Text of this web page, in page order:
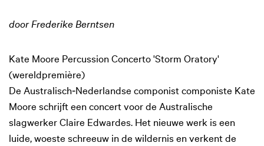
door Frederike Berntsen
Kate Moore Percussion Concerto 'Storm Oratory'
(wereldpremière)
De Australisch‑Nederlandse componist componiste Kate
Moore schrijft een concert voor de Australische
slagwerker Claire Edwardes. Het nieuwe werk is een
luide, woeste schreeuw in de wildernis en verkent de